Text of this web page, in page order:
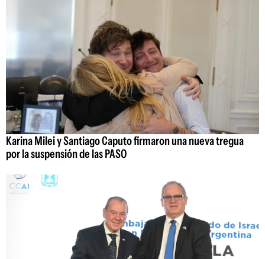
Karina Milei y Santiago Caputo firmaron una nueva tregua
por la suspensión de las PASO